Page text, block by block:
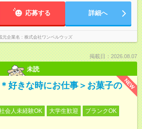
応募する 詳細へ
元企業名 株式会社ワンベルウッズ
掲載日：2026.08.07
未読
NEW
好きな時にお仕事＞お菓子の
会人未経験OK 大学生歓迎
ブランクOK